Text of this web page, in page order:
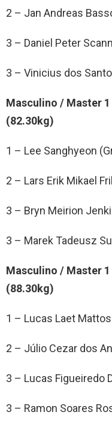
2 – Jan Andreas
3 – Daniel Peter
3 – Vinicius dos
Masculino / Master
(82.30kg)
1 – Lee Sanghyeon
2 – Lars Erik Mikael
3 – Bryn Meirion
3 – Marek Tadeusz
Masculino / Master
(88.30kg)
1 – Lucas Laet
2 – Júlio Cezar dos
3 – Lucas Figueiredo
3 – Ramon Soares